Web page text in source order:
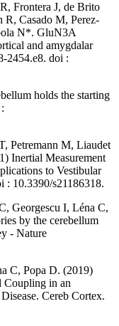
Frontera J, de Brito
Casado M, Perez-
N*. GluN3A
and amygdalar
2454.e8. doi :
holds the starting
Petremann M, Liaudet
Inertial Measurement
to Vestibular
: 10.3390/s21186318.
Georgescu I, Léna C,
by the cerebellum
- Nature
C, Popa D. (2019)
Coupling in an
Cereb Cortex.